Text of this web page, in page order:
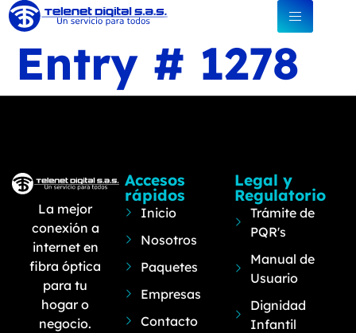
Entry # 1278
La mejor
conexión a
internet en
fibra óptica
para tu
hogar o
negocio.
Accesos
rápidos
Inicio
Nosotros
Paquetes
Empresas
Contacto
Legal y
Regulatorio
Trámite de
PQR's
Manual de
Usuario
Dignidad
Infantil